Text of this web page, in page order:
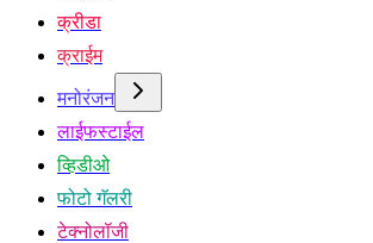
क्रीडा
क्राईम
मनोरंजन
लाईफस्टाईल
व्हिडीओ
फोटो गॅलरी
टेक्नोलॉजी